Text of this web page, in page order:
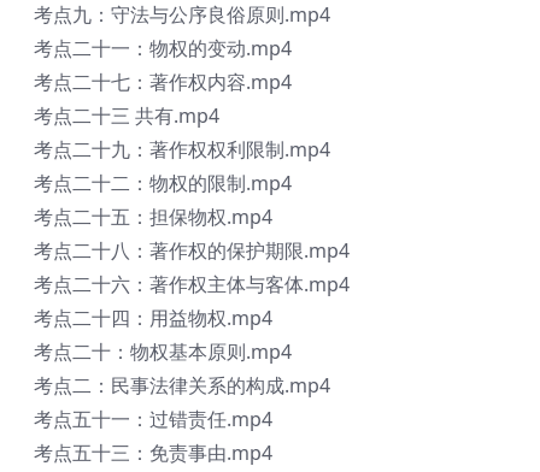
考点九：守法与公序良俗原则.mp4
考点二十一：物权的变动.mp4
考点二十七：著作权内容.mp4
考点二十三 共有.mp4
考点二十九：著作权权利限制.mp4
考点二十二：物权的限制.mp4
考点二十五：担保物权.mp4
考点二十八：著作权的保护期限.mp4
考点二十六：著作权主体与客体.mp4
考点二十四：用益物权.mp4
考点二十：物权基本原则.mp4
考点二：民事法律关系的构成.mp4
考点五十一：过错责任.mp4
考点五十三：免责事由.mp4